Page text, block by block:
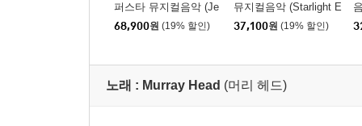
퍼스타 뮤지컬음악 (Je
sus Christ Superstar: A
Rock Opera Original S
68,900원 (19% 할인)
뮤지컬음악 (Starlight E
xpress)
37,100원 (19% 할인)
노래 : Murray Head (머리 헤드)